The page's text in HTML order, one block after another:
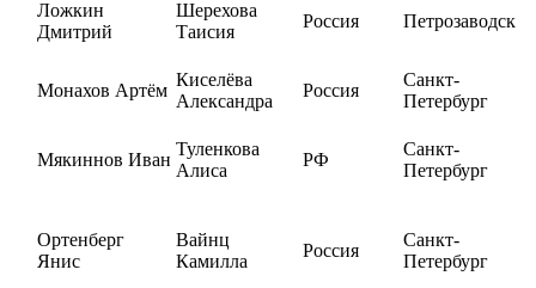
Ложкин
Дмитрий
Шерехова
Таисия
Россия Петрозаводск
Монахов Артём
Киселёва
Александра
Россия
Санкт-
Петербург
Мякиннов Иван
Туленкова
Алиса
РФ
Санкт-
Петербург
Ортенберг
Янис
Вайнц
Камилла
Россия
Санкт-
Петербург